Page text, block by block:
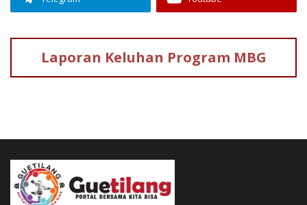
Laporan Keluhan Program MBG